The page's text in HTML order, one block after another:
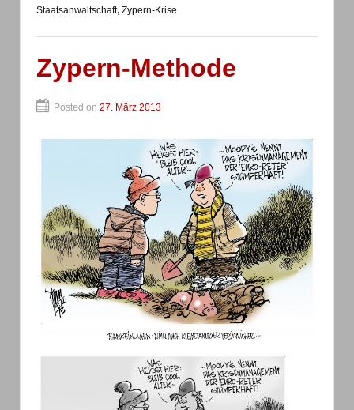
Staatsanwaltschaft, Zypern-Krise
Zypern-Methode
Posted on 27. März 2013